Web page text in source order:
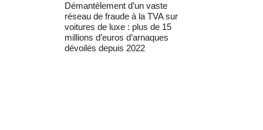
Démantèlement d’un vaste
réseau de fraude à la TVA sur
voitures de luxe : plus de 15
millions d’euros d’arnaques
dévoilés depuis 2022